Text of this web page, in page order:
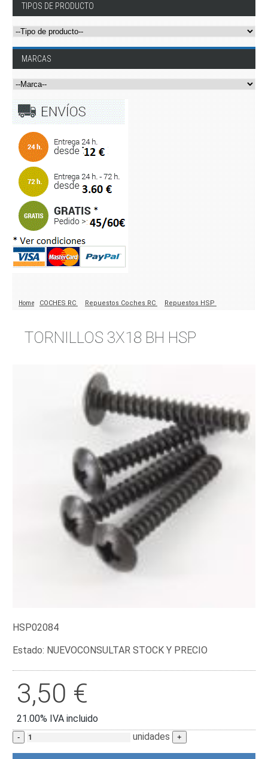
TIPOS DE PRODUCTO
MARCAS
Home COCHES RC Repuestos Coches RC Repuestos HSP
TORNILLOS 3X18 BH HSP
HSP02084
Estado: NUEVOCONSULTAR STOCK Y PRECIO
3,50 €
21.00% IVA incluido
- unidades +